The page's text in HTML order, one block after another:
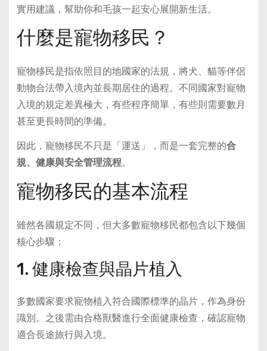
實用建議，幫助你和毛孩一起安心展開新生活。
什麼是寵物移民？
寵物移民是指依照目的地國家的法規，將犬、貓等伴侶
動物合法帶入境內並長期居住的過程。不同國家對寵物
入境的規定差異極大，有些程序簡單，有些則需要數月
甚至更長時間的準備。
因此，寵物移民不只是「運送」，而是一套完整的合
規、健康與安全管理流程。
寵物移民的基本流程
雖然各國規定不同，但大多數寵物移民都包含以下幾個
核心步驟：
1. 健康檢查與晶片植入
多數國家要求寵物植入符合國際標準的晶片，作為身份
識別。之後需由合格獸醫進行全面健康檢查，確認寵物
適合長途旅行與入境。